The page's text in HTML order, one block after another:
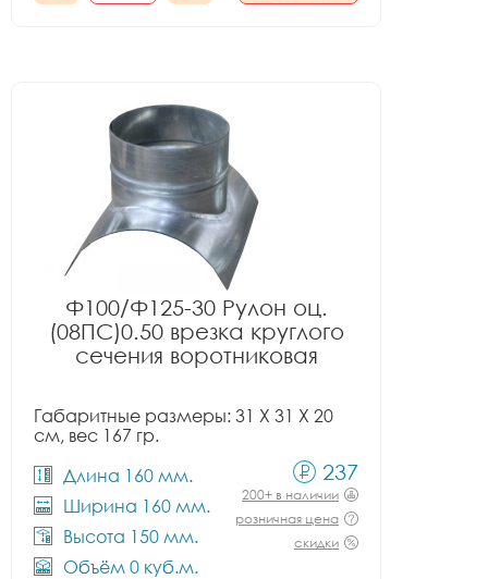
Ф100/Ф125-30 Рулон оц.
(08ПС)0.50 врезка круглого
сечения воротниковая
Габаритные размеры: 31 X 31 X 20
см, вес 167 гр.
Длина 160 мм.
Ширина 160 мм.
Высота 150 мм.
Объём 0 куб.м.
237
200+ в наличии
розничная цена
скидки